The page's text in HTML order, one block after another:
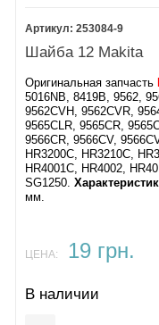
253084-9
Шайба 12 Makita
Оригинальная запчасть
5016NB, 8419B, 9562,
9562CVH, 9562CVR,
9565CLR, 9565CR,
9566CR, 9566CV,
HR3200C, HR3210C,
HR4001C, HR4002,
SG1250​.
мм.
ЦЕНА: 19 грн.
В наличии